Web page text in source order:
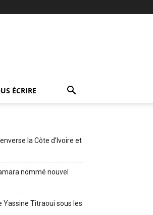
ÉCRIRE
la Côte d’Ivoire et
nommé nouvel
Yassine Titraoui sous les